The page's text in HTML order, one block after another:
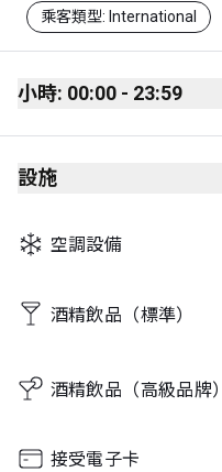
乘客類型: International
小時: 00:00 - 23:59
Monday
Tuesday
Thursday
Friday
Sunday
設施
空調設備
酒精飲品（標準）
酒精飲品（高級品牌）
接受電子卡